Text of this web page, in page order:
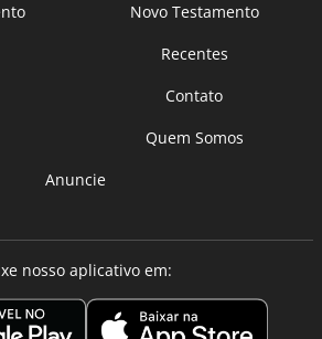
Novo Testamento
Recentes
Contato
Quem Somos
Anuncie
nosso aplicativo em: